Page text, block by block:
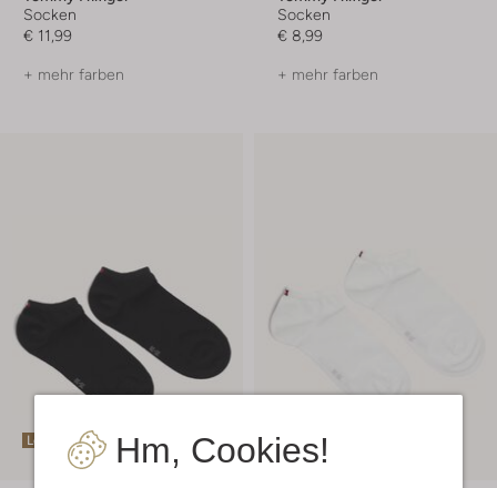
Hm, Cookies!
Socken
€ 11,99
+ mehr farben
Socken
€ 8,99
+ mehr farben
Letzte Größen Letzte Größen